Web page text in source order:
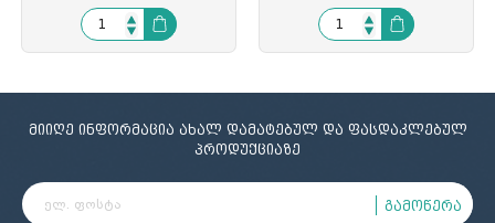
313267
MERMER, GT-313427
მიიღე ინფორმაცია ახალ დამატებულ და ფასდაკლებულ
პროდუქციაზე
გამოწერა